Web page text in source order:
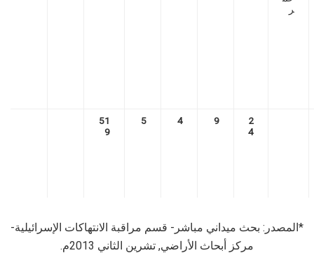
ر
2
4
9
4
5
51
9
*المصدر: بحث ميداني مباشر- قسم مراقبة الانتهاكات الإسرائيلية-
مركز أبحاث الأراضي, تشرين الثاني 2013م.